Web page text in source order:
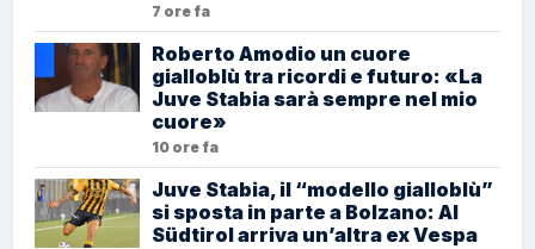
7 ore fa
Roberto Amodio un cuore
gialloblù tra ricordi e futuro: «La
Juve Stabia sarà sempre nel mio
cuore»
10 ore fa
Juve Stabia, il “modello gialloblù”
si sposta in parte a Bolzano: Al
Südtirol arriva un’altra ex Vespa